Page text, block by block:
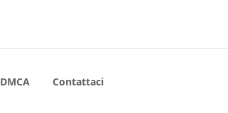
DMCA Contattaci